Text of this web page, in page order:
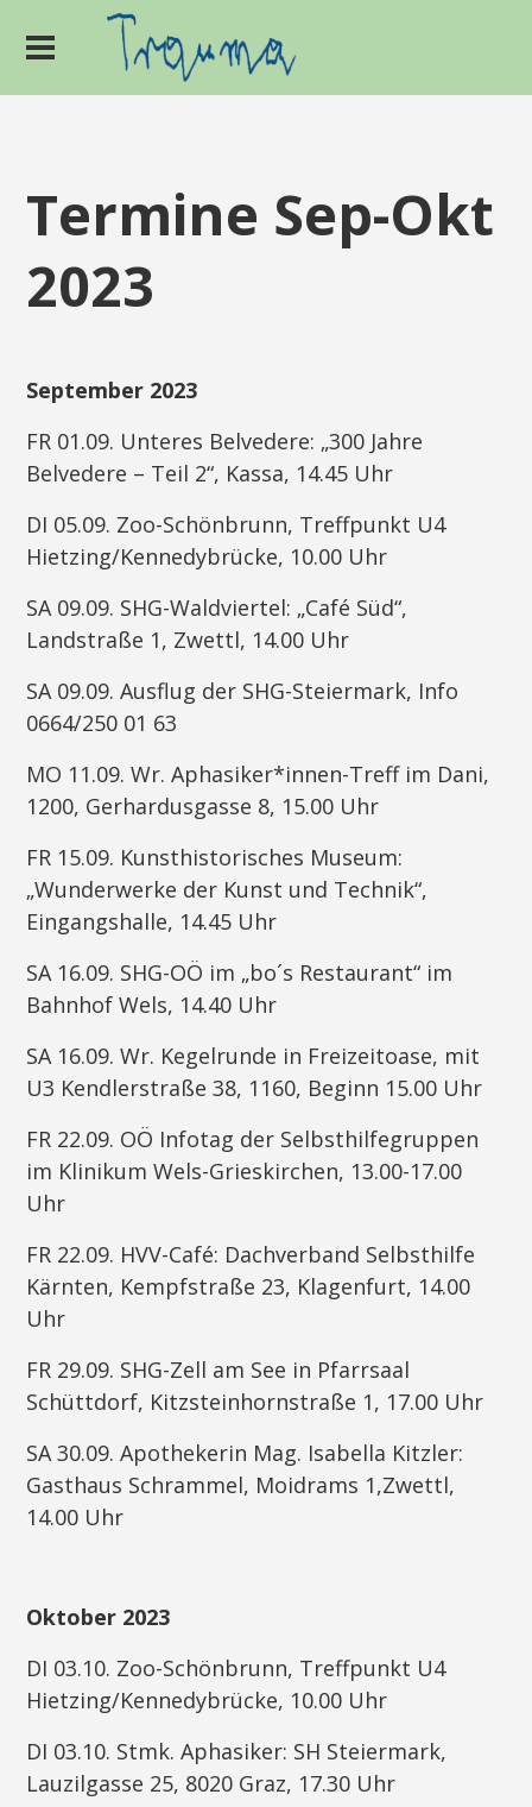
Termine Sep-Okt
2023
September 2023
FR 01.09. Unteres Belvedere: „300 Jahre
Belvedere – Teil 2“, Kassa, 14.45 Uhr
DI 05.09. Zoo-Schönbrunn, Treffpunkt U4
Hietzing/Kennedybrücke, 10.00 Uhr
SA 09.09. SHG-Waldviertel: „Café Süd“,
Landstraße 1, Zwettl, 14.00 Uhr
SA 09.09. Ausflug der SHG-Steiermark, Info
0664/250 01 63
MO 11.09. Wr. Aphasiker*innen-Treff im Dani,
1200, Gerhardusgasse 8, 15.00 Uhr
FR 15.09. Kunsthistorisches Museum:
„Wunderwerke der Kunst und Technik“,
Eingangshalle, 14.45 Uhr
SA 16.09. SHG-OÖ im „bo´s Restaurant“ im
Bahnhof Wels, 14.40 Uhr
SA 16.09. Wr. Kegelrunde in Freizeitoase, mit
U3 Kendlerstraße 38, 1160, Beginn 15.00 Uhr
FR 22.09. OÖ Infotag der Selbsthilfegruppen
im Klinikum Wels-Grieskirchen, 13.00-17.00
Uhr
FR 22.09. HVV-Café: Dachverband Selbsthilfe
Kärnten, Kempfstraße 23, Klagenfurt, 14.00
Uhr
FR 29.09. SHG-Zell am See in Pfarrsaal
Schüttdorf, Kitzsteinhornstraße 1, 17.00 Uhr
SA 30.09. Apothekerin Mag. Isabella Kitzler:
Gasthaus Schrammel, Moidrams 1,Zwettl,
14.00 Uhr
Oktober 2023
DI 03.10. Zoo-Schönbrunn, Treffpunkt U4
Hietzing/Kennedybrücke, 10.00 Uhr
DI 03.10. Stmk. Aphasiker: SH Steiermark,
Lauzilgasse 25, 8020 Graz, 17.30 Uhr